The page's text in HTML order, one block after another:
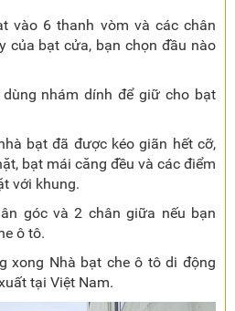
vào 6 thanh vòm và các chân
của bạt cửa, bạn chọn đầu nào
nhám dính để giữ cho bạt
bạt đã được kéo giãn hết cỡ,
bạt mái căng đều và các điểm
với khung.
góc và 2 chân giữa nếu bạn
ô tô.
xong Nhà bạt che ô tô di động
tại Việt Nam.